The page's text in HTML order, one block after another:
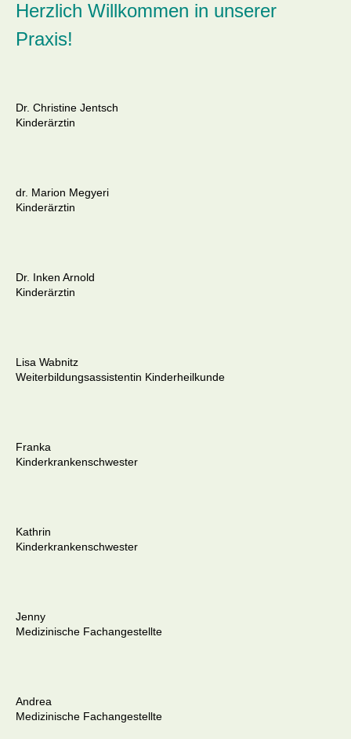
Herzlich Willkommen in unserer
Praxis!
Dr. Christine Jentsch
Kinderärztin
dr. Marion Megyeri
Kinderärztin
Dr. Inken Arnold
Kinderärztin
Lisa Wabnitz
Weiterbildungsassistentin Kinderheilkunde
Franka
Kinderkrankenschwester
Kathrin
Kinderkrankenschwester
Jenny
Medizinische Fachangestellte
Andrea
Medizinische Fachangestellte